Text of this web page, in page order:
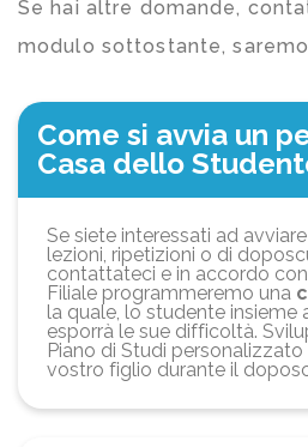
Se hai altre domande,
modulo sottostante,
Come si avvia un
Casa dello
Se siete interessati ad
lezioni, ripetizioni o di
contattateci e in accordo
Filiale programmeremo una
la quale, lo studente insieme
esporrà le sue difficoltà.
Piano di Studi
vostro figlio durante il